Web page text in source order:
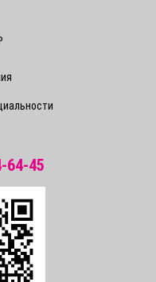
64-45